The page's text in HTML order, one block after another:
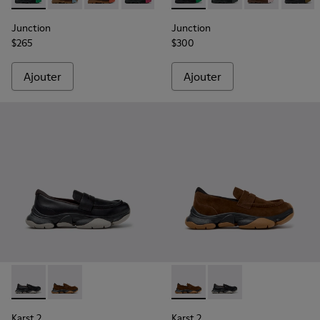
Junction
$265
Ajouter
Junction
$300
Ajouter
Karst 2 - K101142-001 - Mocassins en cuir noir pour homme.
Karst 2 - K101142-003 - Mocassins en cuir velours
Karst 2 - K101142-003 -
Karst 2 - K101142-